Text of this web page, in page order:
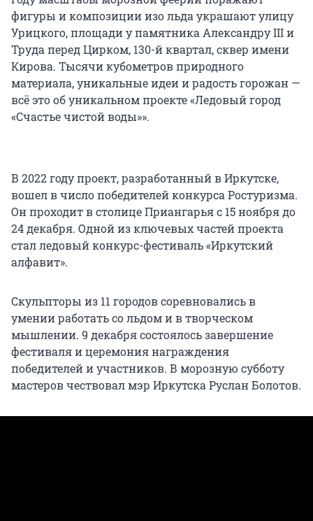
фигуры и композиции изо льда украшают улицу
Урицкого, площади у памятника Александру III и
Труда перед Цирком, 130-й квартал, сквер имени
Кирова. Тысячи кубометров природного
материала, уникальные идеи и радость горожан —
всё это об уникальном проекте «Ледовый город
«Счастье чистой воды»».
В 2022 году проект, разработанный в Иркутске,
вошел в число победителей конкурса Ростуризма.
Он проходит в столице Приангарья с 15 ноября до
24 декабря. Одной из ключевых частей проекта
стал ледовый конкурс-фестиваль «Иркутский
алфавит».
Скульпторы из 11 городов соревновались в
умении работать со льдом и в творческом
мышлении. 9 декабря состоялось завершение
фестиваля и церемония награждения
победителей и участников. В морозную субботу
мастеров чествовал мэр Иркутска Руслан Болотов.